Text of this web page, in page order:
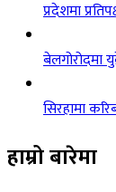
प्रदेशमा
बेलगोरोदमा
सिरहामा
हाम्रो बारेमा